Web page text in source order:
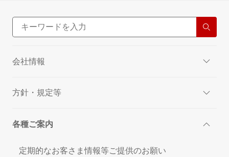
会社情報
方針・規定等
各種ご案内
定期的なお客さま情報等ご提供のお願い